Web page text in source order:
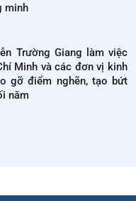
minh
Trường Giang làm việc
Minh và các đơn vị kinh
gỡ điểm nghẽn, tạo bứt
năm